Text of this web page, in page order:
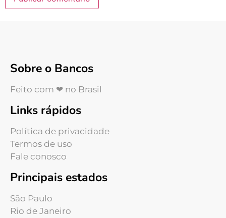
Sobre o Bancos
Feito com ❤ no Brasil
Links rápidos
Política de privacidade
Termos de uso
Fale conosco
Principais estados
São Paulo
Rio de Janeiro